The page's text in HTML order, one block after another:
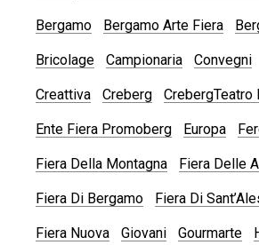
Bergamo Bergamo Arte Fiera
Bricolage Campionaria Convegni
Creattiva Creberg CrebergTeatro
Ente Fiera Promoberg Europa
Fiera Della Montagna Fiera Delle
Fiera Di Bergamo Fiera Di
Fiera Nuova Giovani Gourmarte